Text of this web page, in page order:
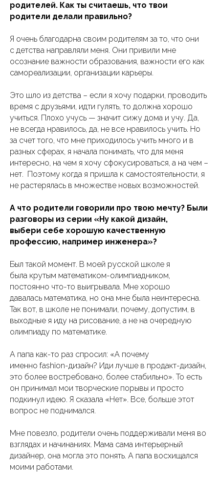
родителей. Как ты считаешь, что твои
родители делали правильно?
Я очень благодарна своим родителям за то, что они
с детства направляли меня. Они привили мне
осознание важности образования, важности его как
самореализации, организации карьеры.
Это шло из детства – если я хочу подарки, проводить
время с друзьями, идти гулять, то должна хорошо
учиться. Плохо учусь — значит сижу дома и учу. Да,
не всегда нравилось, да, не все нравилось учить. Но
за счет того, что мне приходилось учить много и в
разных сферах, я начала понимать, что для меня
интересно, на чем я хочу сфокусироваться, а на чем –
нет. Поэтому когда я пришла к самостоятельности, я
не растерялась в множестве новых возможностей.
А что родители говорили про твою мечту? Были
разговоры из серии «Ну какой дизайн,
выбери себе хорошую качественную
профессию, например инженера»?
Был такой момент. В моей русской школе я
была крутым математиком-олимпиадником,
постоянно что-то выигрывала. Мне хорошо
давалась математика, но она мне была неинтересна.
Так вот, в школе не понимали, почему, допустим, в
выходные я иду на рисование, а не на очередную
олимпиаду по математике.
А папа как-то раз спросил: «А почему
именно fashion-дизайн? Иди лучше в продакт-дизайн,
это более востребовано, более стабильно». То есть
он принимал мои творческие порывы и просто
подкинул идею. Я сказала «Нет». Все, больше этот
вопрос не поднимался.
Мне повезло, родители очень поддерживали меня во
взглядах и начинаниях. Мама сама интерьерный
дизайнер, она могла это понять. А папа восхищался
моими работами.